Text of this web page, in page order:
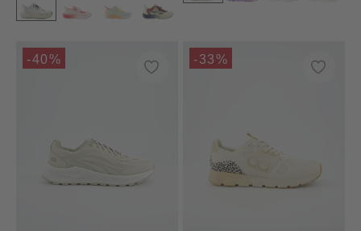
-40% -33%